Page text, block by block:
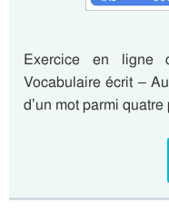
Exercice en ligne
Vocabulaire écrit –
d’un mot parmi